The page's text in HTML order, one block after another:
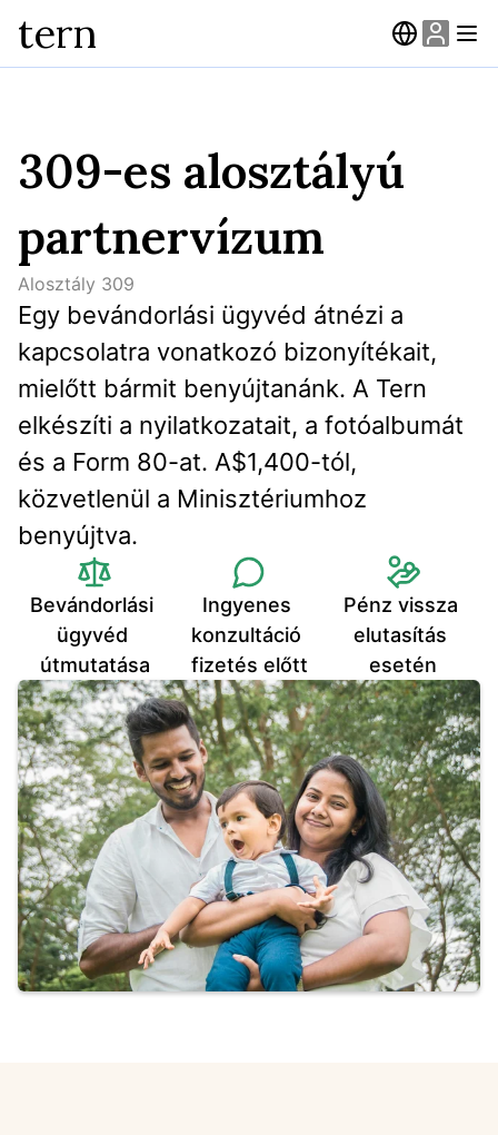
tern
309-es alosztályú
partnervízum
Alosztály 309
Egy bevándorlási ügyvéd átnézi a
kapcsolatra vonatkozó bizonyítékait,
mielőtt bármit benyújtanánk. A Tern
elkészíti a nyilatkozatait, a fotóalbumát
és a Form 80-at. A$1,400-tól,
közvetlenül a Minisztériumhoz
benyújtva.
Bevándorlási
ügyvéd
útmutatása
Ingyenes
konzultáció
fizetés előtt
Pénz vissza
elutasítás
esetén